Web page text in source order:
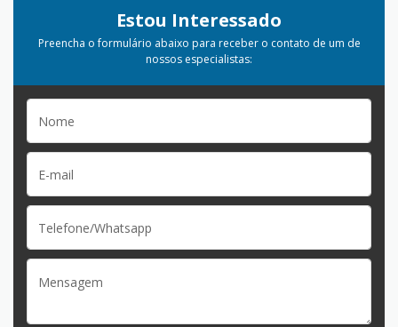
Estou Interessado
Preencha o formulário abaixo para receber o contato de um de
nossos especialistas: